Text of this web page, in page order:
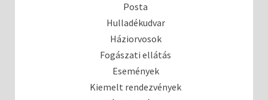
Posta
Hulladékudvar
Háziorvosok
Fogászati ellátás
Események
Kiemelt rendezvények